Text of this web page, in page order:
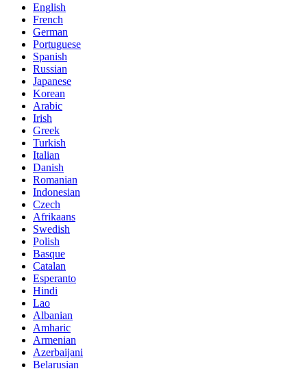
English
French
German
Portuguese
Spanish
Russian
Japanese
Korean
Arabic
Irish
Greek
Turkish
Italian
Danish
Romanian
Indonesian
Czech
Afrikaans
Swedish
Polish
Basque
Catalan
Esperanto
Hindi
Lao
Albanian
Amharic
Armenian
Azerbaijani
Belarusian